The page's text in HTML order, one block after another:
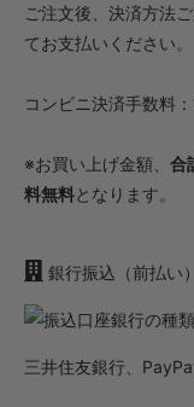
ご注文後、決済方法
てお支払いください。
コンビニ決済手数料
※お買い上げ金額、 合
料無料となります。
銀行振込（前払い）
三井住友銀行、